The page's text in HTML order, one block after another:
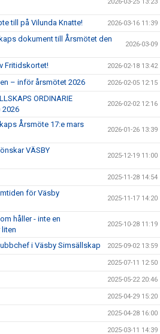
till på Vilunda Knatte! 2026-03-16 11:39
dokument till Årsmötet den
2026-03-09
Fritidskortet! 2026-02-18 13:42
– inför årsmötet 2026 2026-02-05 12:15
ORDINARIE
2026
2026-02-02 12:16
Årsmöte 17:e mars
2026-01-26 13:39
VÄSBY
2025-12-19 11:00
2025-11-28 14:54
för Väsby
2025-11-17 14:20
håller - inte en
2025-10-28 11:19
i Väsby Simsällskap 2025-09-02 13:59
2025-07-11 12:50
2025-05-22 20:46
2025-04-29 15:20
2025-04-28 16:00
2025-03-11 14:39